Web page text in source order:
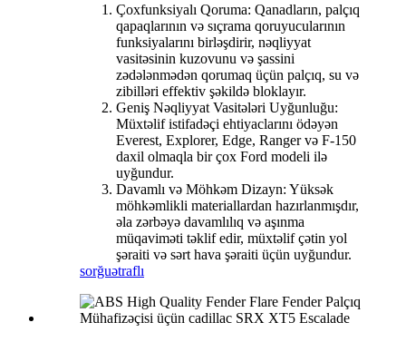
Çoxfunksiyalı Qoruma: Qanadların, palçıq
qapaqlarının və sıçrama qoruyucularının
funksiyalarını birləşdirir, nəqliyyat
vasitəsinin kuzovunu və şassini
zədələnmədən qorumaq üçün palçıq, su və
zibilləri effektiv şəkildə bloklayır.
Geniş Nəqliyyat Vasitələri Uyğunluğu:
Müxtəlif istifadəçi ehtiyaclarını ödəyən
Everest, Explorer, Edge, Ranger və F-150
daxil olmaqla bir çox Ford modeli ilə
uyğundur.
Davamlı və Möhkəm Dizayn: Yüksək
möhkəmlikli materiallardan hazırlanmışdır,
əla zərbəyə davamlılıq və aşınma
müqaviməti təklif edir, müxtəlif çətin yol
şəraiti və sərt hava şəraiti üçün uyğundur.
sorğuətraflı